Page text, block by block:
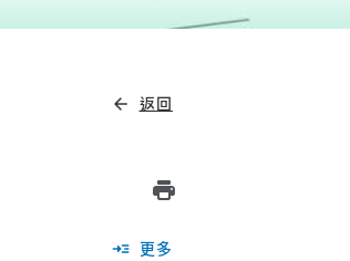
arrow_back 返回
print
read_more 更多